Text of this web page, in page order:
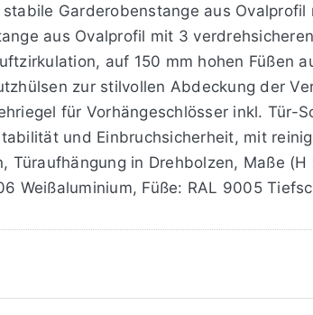
Garderobenstange aus
aus Ovalprofil mit 3
auf 150 mm hohen Füßen
zur stilvollen Abdeckung der
für Vorhängeschlösser inkl. Tür-
und Einbruchsicherheit, mit
in Drehbolzen, Maße
Weißaluminium, Füße: RAL 9005